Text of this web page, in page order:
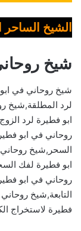
الشيخ الساحر
شيخ
شيخ روحاني في
لرد المطلقة,شيخ
ابو فطيرة لرد
روحاني في ابو
السحر,شيخ
ابو فطيرة لفك
روحاني في ابو
التابعة,شيخ
فطيرة لاستخراج